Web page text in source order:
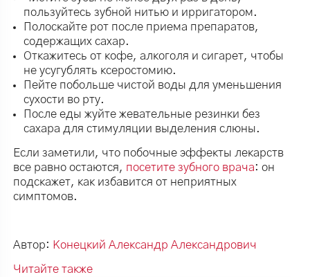
пользуйтесь зубной нитью и ирригатором.
Полоскайте рот после приема препаратов,
содержащих сахар.
Откажитесь от кофе, алкоголя и сигарет, чтобы
не усугублять ксеростомию.
Пейте побольше чистой воды для уменьшения
сухости во рту.
После еды жуйте жевательные резинки без
сахара для стимуляции выделения слюны.
Если заметили, что побочные эффекты лекарств
все равно остаются, посетите зубного врача: он
подскажет, как избавится от неприятных
симптомов.
Автор: Конецкий Александр Александрович
Читайте также